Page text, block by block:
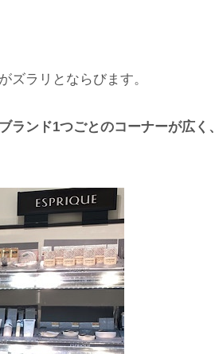
ズラリとならびます。
ランド1つごとのコーナーが広く、